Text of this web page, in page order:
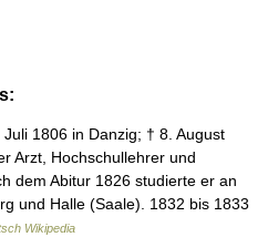
1806 in Danzig; † 8. August
Arzt, Hochschullehrer und
dem Abitur 1826 studierte er an
und Halle (Saale). 1832 bis 1833
Wikipedia